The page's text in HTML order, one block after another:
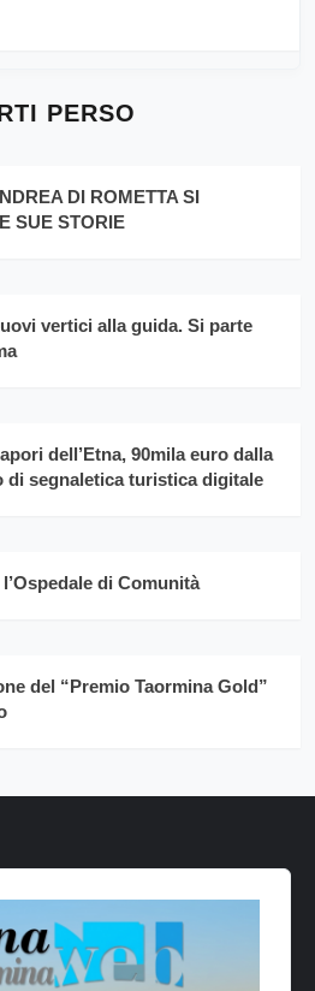
PERSO
DI ROMETTA SI
SUE STORIE
vertici alla guida. Si parte
dell’Etna, 90mila euro dalla
di segnaletica turistica digitale
di Comunità
del “Premio Taormina Gold”